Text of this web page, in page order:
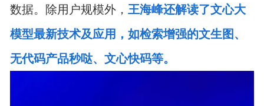
数据。除用户规模外， 王海峰还解读了文心大
模型最新技术及应用，如检索增强的文生图、
无代码产品秒哒、文心快码等。